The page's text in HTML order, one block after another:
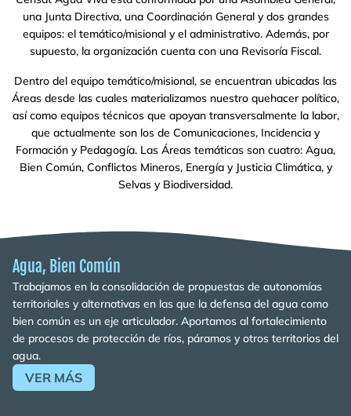
una Junta Directiva, una Coordinación General y dos grandes
equipos: el temático/misional y el administrativo. Además, por
supuesto, la organización cuenta con una Revisoría Fiscal.
Dentro del equipo temático/misional, se encuentran ubicadas las
Áreas desde las cuales materializamos nuestro quehacer político,
así como equipos técnicos que apoyan transversalmente la labor,
que actualmente son los de Comunicaciones, Incidencia y
Formación y Pedagogía. Las Áreas temáticas son cuatro: Agua,
Bien Común, Conflictos Mineros, Energía y Justicia Climática, y
Selvas y Biodiversidad.
Agua, Bien Común
Trabajamos en la consolidación de propuestas de autonomías
territoriales y alternativas en las que la defensa del agua como
bien común es un eje articulador. Aportamos al fortalecimiento
de procesos de protección de ríos, páramos y otros territorios del
agua.
VER MÁS